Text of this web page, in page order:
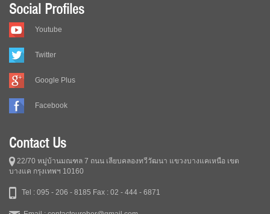
Social Profiles
Youtube
Twitter
Google Plus
Facebook
Contact Us
22/70 หมู่บ้านมณฑล 7 ถนน เลียบคลองทวีวัฒนา แขวงบางแคเหนือ เขต
บางแค กรุงเทพฯ 10160
Tel : 095 - 206 - 8185 Fax : 02 - 444 - 6871